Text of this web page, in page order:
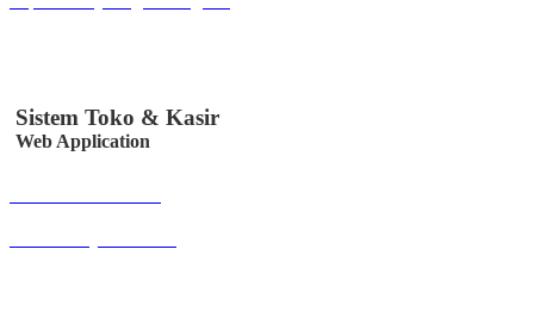
Sistem Toko & Kasir
Web Application